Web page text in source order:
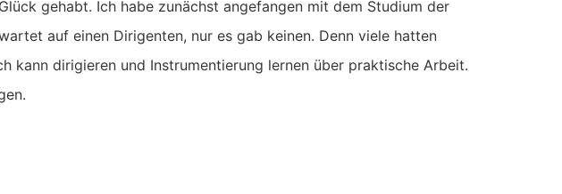
gehabt. Ich habe zunächst angefangen mit dem Studium der
auf einen Dirigenten, nur es gab keinen. Denn viele hatten
kann dirigieren und Instrumentierung lernen über praktische Arbeit.